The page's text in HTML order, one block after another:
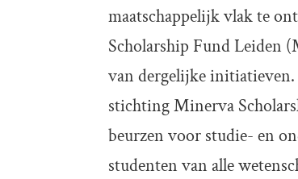
maatschappelijk vlak te
Scholarship Fund Leiden
van dergelijke initiatieven.
stichting Minerva
beurzen voor studie- en
studenten van alle